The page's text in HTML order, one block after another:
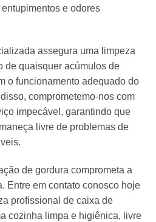
e odores
assegura uma limpeza
de quaisquer acúmulos de
o funcionamento adequado do
comprometemo-nos com
impecável, garantindo que
livre de problemas de
de gordura comprometa a
Entre em contato conosco hoje
profissional de caixa de
cozinha limpa e higiênica, livre